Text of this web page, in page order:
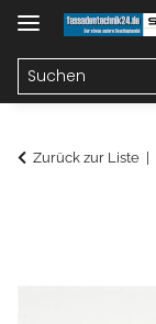
Zurück zur Liste